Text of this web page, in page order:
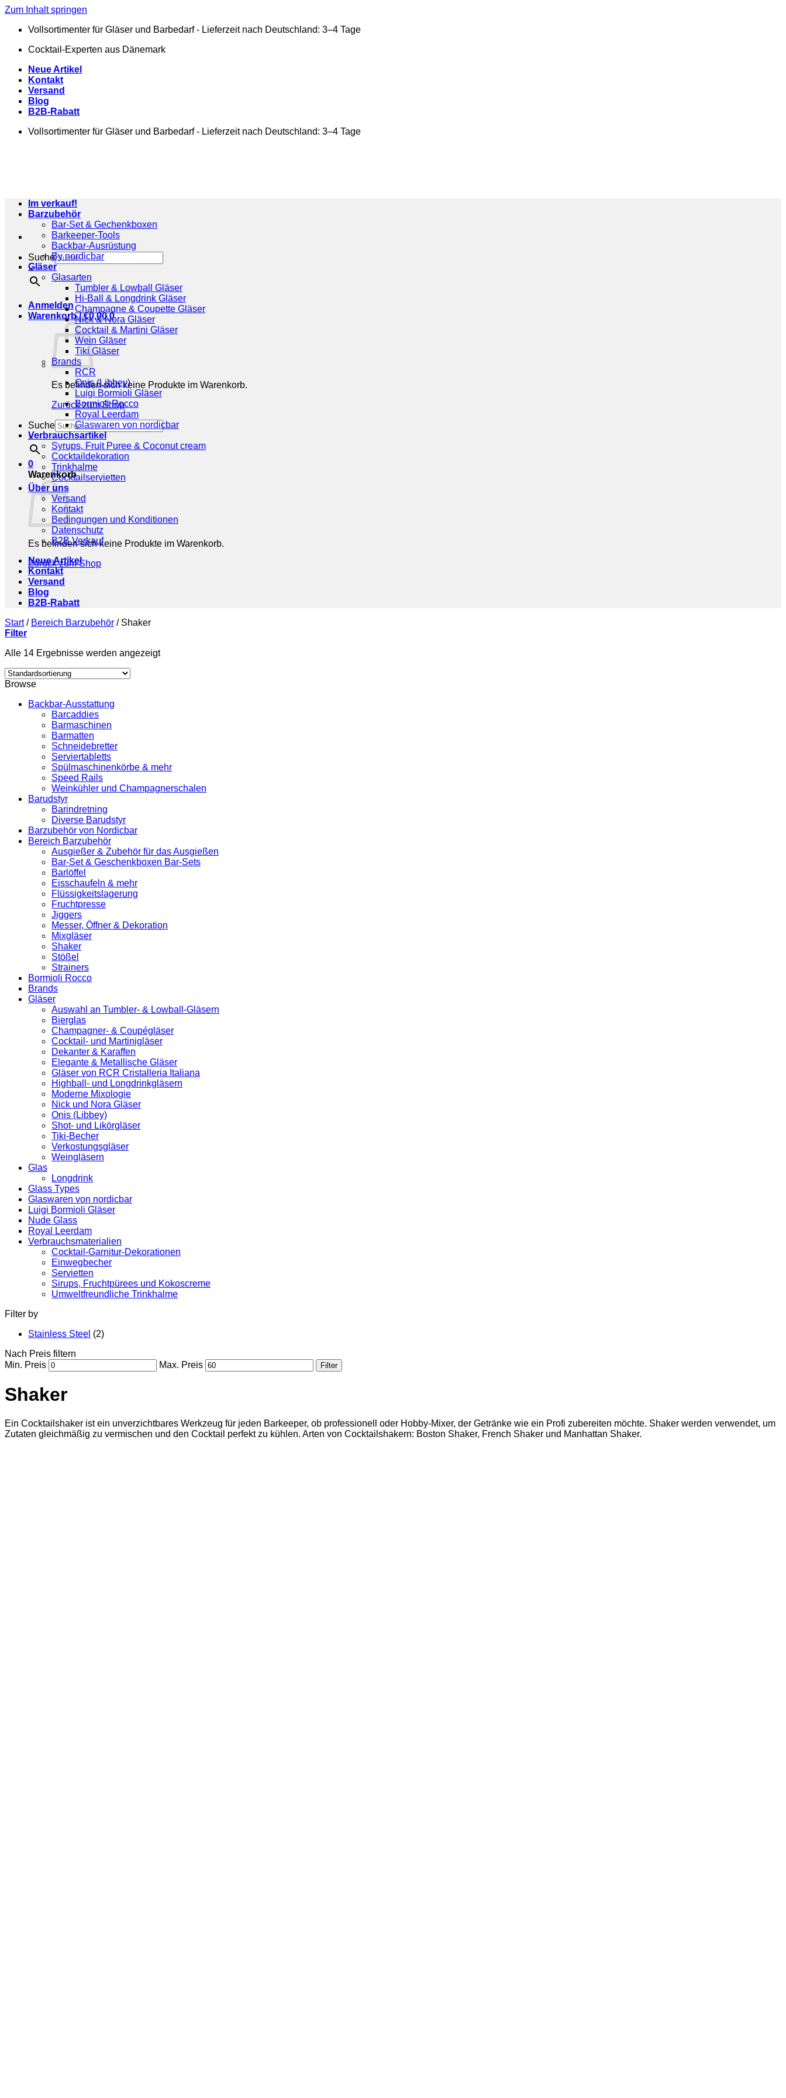
Zum Inhalt springen
Vollsortimenter für Gläser und Barbedarf - Lieferzeit nach Deutschland: 3–4 Tage
Cocktail-Experten aus Dänemark
Neue Artikel
Kontakt
Versand
Blog
B2B-Rabatt
Vollsortimenter für Gläser und Barbedarf - Lieferzeit nach Deutschland: 3–4 Tage
Suche
×
Anmelden
Warenkorb /€0,00 0
Es befinden sich keine Produkte im Warenkorb.
Zurück zum Shop
Suche
×
0
Warenkorb
Es befinden sich keine Produkte im Warenkorb.
Zurück zum Shop
Im verkauf!
Barzubehör
Bar-Set & Gechenkboxen
Barkeeper-Tools
Backbar-Ausrüstung
By nordicbar
Gläser
Glasarten
Tumbler & Lowball Gläser
Hi-Ball & Longdrink Gläser
Champagne & Coupette Gläser
Nick & Nora Gläser
Cocktail & Martini Gläser
Wein Gläser
Tiki Gläser
Brands
RCR
Onis (Libbey)
Luigi Bormioli Gläser
Bormioli Rocco
Royal Leerdam
Glaswaren von nordicbar
Verbrauchsartikel
Syrups, Fruit Puree & Coconut cream
Cocktaildekoration
Trinkhalme
Cocktailservietten
Über uns
Versand
Kontakt
Bedingungen und Konditionen
Datenschutz
B2B Verkauf
Neue Artikel
Kontakt
Versand
Blog
B2B-Rabatt
Start / Bereich Barzubehör /Shaker
Filter
Alle 14 Ergebnisse werden angezeigt
Browse
Backbar-Ausstattung
Barcaddies
Barmaschinen
Barmatten
Schneidebretter
Serviertabletts
Spülmaschinenkörbe & mehr
Speed Rails
Weinkühler und Champagnerschalen
Barudstyr
Barindretning
Diverse Barudstyr
Barzubehör von Nordicbar
Bereich Barzubehör
Ausgießer & Zubehör für das Ausgießen
Bar-Set & Geschenkboxen Bar-Sets
Barlöffel
Eisschaufeln & mehr
Flüssigkeitslagerung
Fruchtpresse
Jiggers
Messer, Öffner & Dekoration
Mixgläser
Shaker
Stößel
Strainers
Bormioli Rocco
Brands
Gläser
Auswahl an Tumbler- & Lowball-Gläsern
Bierglas
Champagner- & Coupégläser
Cocktail- und Martinigläser
Dekanter & Karaffen
Elegante & Metallische Gläser
Gläser von RCR Cristalleria Italiana
Highball- und Longdrinkgläsern
Moderne Mixologie
Nick und Nora Gläser
Onis (Libbey)
Shot- und Likörgläser
Tiki-Becher
Verkostungsgläser
Weingläsern
Glas
Longdrink
Glass Types
Glaswaren von nordicbar
Luigi Bormioli Gläser
Nude Glass
Royal Leerdam
Verbrauchsmaterialien
Cocktail-Garnitur-Dekorationen
Einwegbecher
Servietten
Sirups, Fruchtpürees und Kokoscreme
Umweltfreundliche Trinkhalme
Filter by
Stainless Steel (2)
Nach Preis filtern
Min. Preis
Max. Preis Filter
Shaker
Ein Cocktailshaker ist ein unverzichtbares Werkzeug für jeden Barkeeper, ob professionell oder Hobby-Mixer, der Getränke wie ein Profi zubereiten möchte. Shaker werden verwendet, um
Zutaten gleichmäßig zu vermischen und den Cocktail perfekt zu kühlen. Arten von Cocktailshakern: Boston Shaker, French Shaker und Manhattan Shaker.